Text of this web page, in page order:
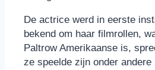
De actrice werd in eerste
bekend om haar filmrollen,
Paltrow Amerikaanse is,
ze speelde zijn onder andere